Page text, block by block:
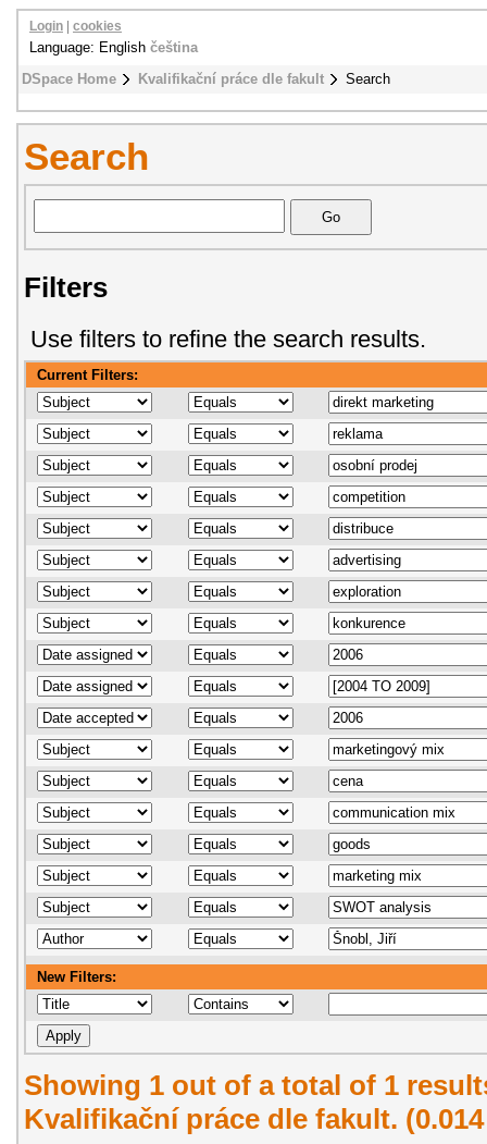
DSpace Home Kvalifikační práce dle fakult Search
Login cookies
Language: English čeština
Search
Filters
Use filters to refine the search results.
Current Filters:
New Filters:
Showing 1 out of a total of 1
Kvalifikační práce dle fakult.